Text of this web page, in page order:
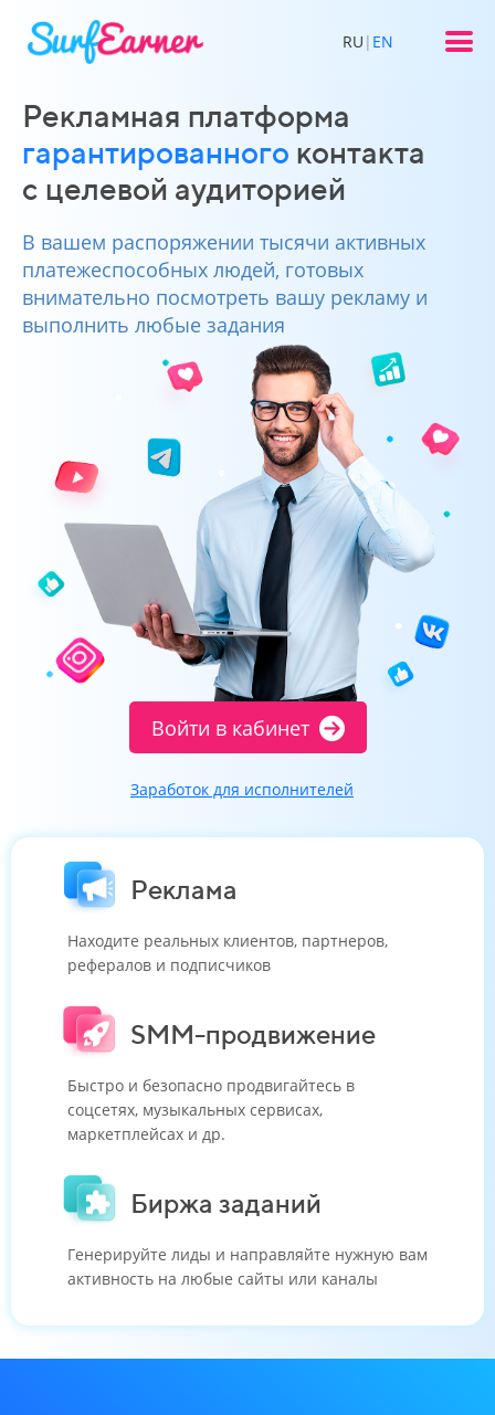
RU | EN
Рекламная платформа
гарантированного контакта
с целевой аудиторией
В вашем распоряжении тысячи активных
платежеспособных людей, готовых
внимательно посмотреть вашу рекламу и
выполнить любые задания
Войти в кабинет
Заработок для исполнителей
Реклама
Находите реальных клиентов, партнеров,
рефералов и подписчиков
SMM-продвижение
Быстро и безопасно продвигайтесь в
соцсетях, музыкальных сервисах,
маркетплейсах и др.
Биржа заданий
Генерируйте лиды и направляйте нужную вам
активность на любые сайты или каналы